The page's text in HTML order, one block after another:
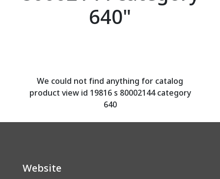
640"
We could not find anything for catalog
product view id 19816 s 80002144 category
640
Website